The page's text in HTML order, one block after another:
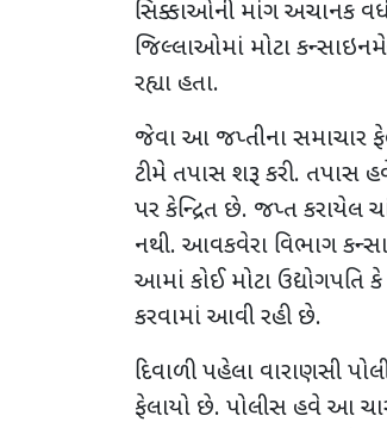
સિક્કાઓની માંગ અચાનક
જિલ્લાઓમાં મોટા
રહ્યા હતા.
જેવા આ જપ્તીના સમાચાર
ટીમે તપાસ શરૂ કરી. તપાસ
પર કેન્દ્રિત છે. જપ્ત કરાયેલ
નથી. આવકવેરા વિભાગ
આમાં કોઈ મોટા
કરવામાં આવી રહી છે.
દિવાળી પહેલા વારાણસી
ફેલાયો છે. પોલીસ હવે આ